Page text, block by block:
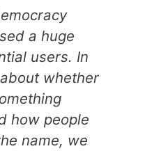
a huge
users. In
whether
how people
name, we